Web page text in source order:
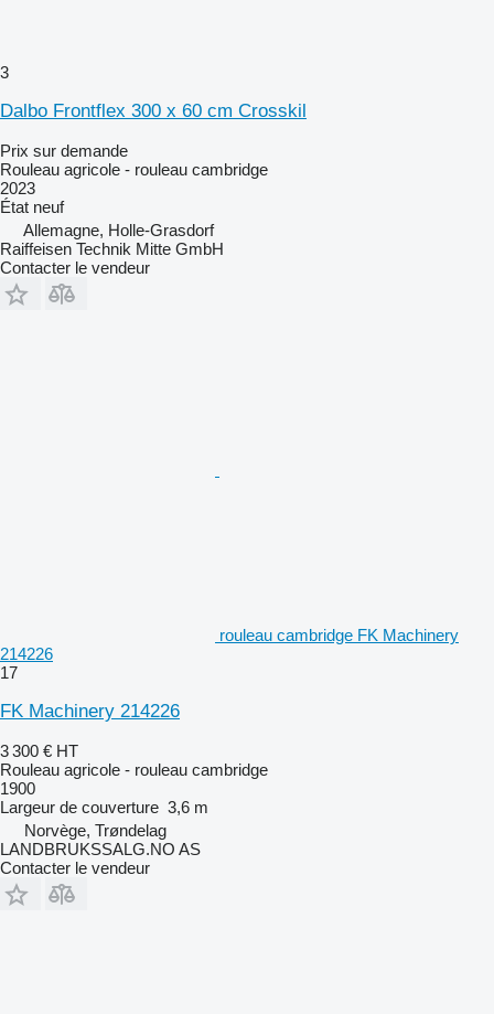
3
Dalbo Frontflex 300 x 60 cm Crosskil
Prix sur demande
Rouleau agricole - rouleau cambridge
2023
État neuf
Allemagne, Holle-Grasdorf
Raiffeisen Technik Mitte GmbH
Contacter le vendeur
rouleau cambridge FK Machinery
214226
17
FK Machinery 214226
3 300 € HT
Rouleau agricole - rouleau cambridge
1900
Largeur de couverture 3,6 m
Norvège, Trøndelag
LANDBRUKSSALG.NO AS
Contacter le vendeur